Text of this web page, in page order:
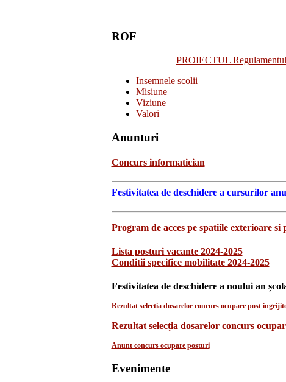
ROF
PROIECTUL
Insemnele scolii
Misiune
Viziune
Valori
Anunturi
Concurs informatician
Festivitatea de deschidere a cursurilor
Program de acces pe spatiile exterioare
Lista posturi vacante 2024-2025
Conditii specifice mobilitate 2024-2025
Festivitatea de deschidere a noului an
Rezultat selectia dosarelor concurs ocupare post
Rezultat selecția dosarelor concurs
Anunt concurs ocupare posturi
Evenimente